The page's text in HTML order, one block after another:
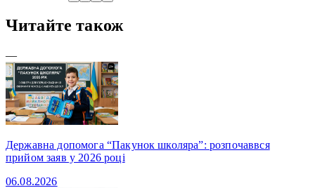
Читайте також
—
Державна допомога “Пакунок школяра”: розпочаввся
прийом заяв у 2026 році
06.08.2026